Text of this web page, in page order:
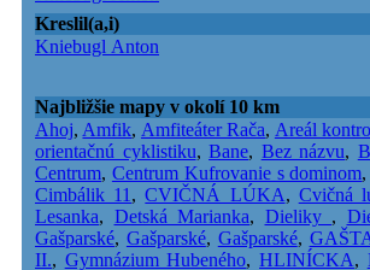
Kreslil(a,i)
Kniebugl Anton
Najbližšie mapy v okolí 10 km
Ahoj,Amfik, Amfiteáter Rača, Areál
orientačnú cyklistiku,Bane, Bez názvu,
Centrum, Centrum Kufrovanie s dominom
Cimbálik 11,CVIČNÁ LÚKA, Cvičná
Lesanka, Detská Marianka, Dieliky ,
Gašparské, Gašparské, Gašparské,
II., Gymnázium Hubeného,HLINÍCKA,